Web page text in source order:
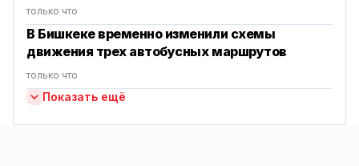
только что
В Бишкеке временно изменили схемы
движения трех автобусных маршрутов
только что
Показать ещё